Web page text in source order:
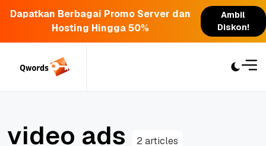
Dapatkan Berbagai Promo Server dan
Hosting Hingga 50%
Ambil
Diskon!
video ads 2 articles